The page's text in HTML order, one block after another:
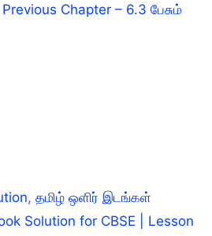
Chapter – 6.3 பேசும்
,தமிழ் ஒளிர் இடங்கள்
Solution for CBSE | Lesson